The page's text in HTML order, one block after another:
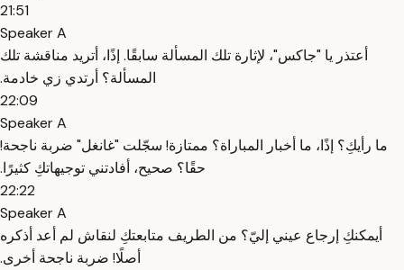
21:51
Speaker A
‫أعتذر يا "جاكس"، لإثارة تلك المسألة سابقًا. ‫إذًا، أتريد مناقشة تلك
المسألة؟ ‫أرتدي زي خادمة.
22:09
Speaker A
‫ما رأيكِ؟ ‫إذًا، ما أخبار المباراة؟ ‫ممتازة! ‫سجّلت "غانغل" ضربة ناجحة!
‫حقًا؟ ‫صحيح، أفادتني توجيهاتكِ كثيرًا.
22:22
Speaker A
‫أيمكنكِ إرجاع عيني إليّ؟ ‫من الطريف متابعتكِ لنقاش لم أعد أذكره
أصلًا! ‫ضربة ناجحة أخرى.